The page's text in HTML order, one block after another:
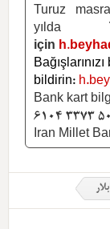
Turuz
yılda
için
bildirin:
Bank kart
6104 3373
Iran Millet